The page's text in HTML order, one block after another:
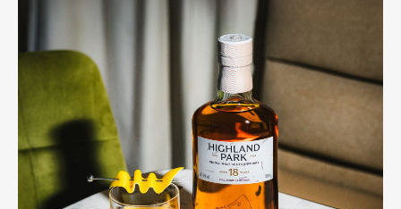
Art&Design
Fashion
Gourmet
Product CultureLifestyle